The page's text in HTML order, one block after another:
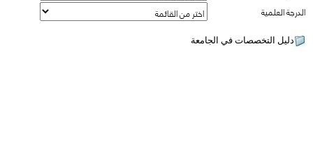
الدرجة العلمية
دليل التخصصات في الجامعة